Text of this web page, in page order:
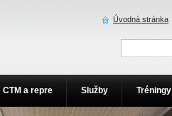
CTM a repre Služby Tréningy
Úvodná stránka